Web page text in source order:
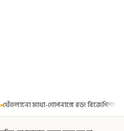
অসমে নাবালিকার নৃশংস